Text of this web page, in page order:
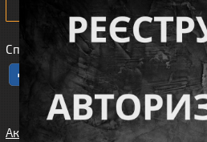
Сподобався наш інтернет магазин?
Акції
Спорядження